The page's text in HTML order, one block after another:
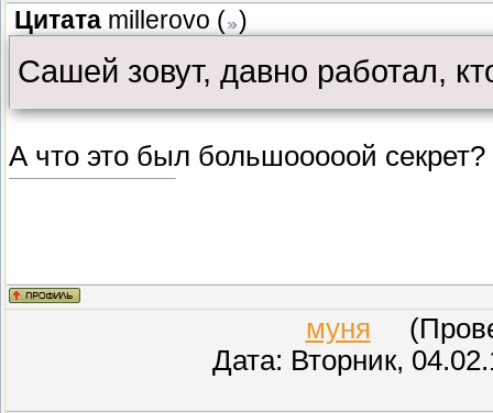
Цитата millerovo ( )
Сашей зовут, давно работал,
А что это был большооооой
муня
Дата: Вторник,